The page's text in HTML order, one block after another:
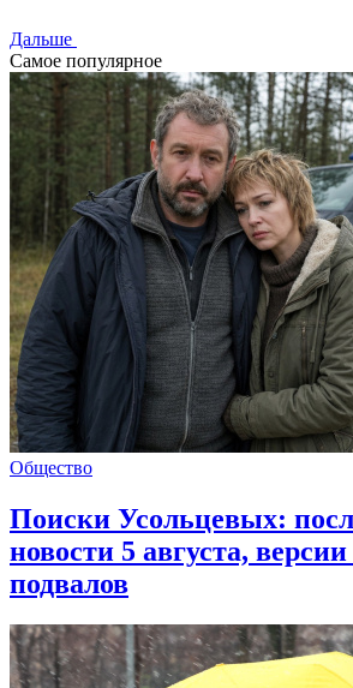
Дальше
Самое популярное
Общество
Поиски Усольцевых:
новости 5 августа,
подвалов